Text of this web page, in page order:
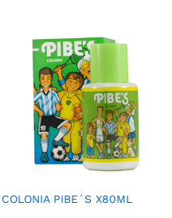
COLONIA PIBE´S X80ML